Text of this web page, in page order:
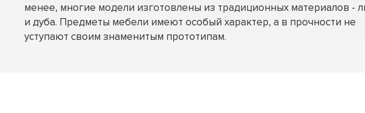
менее, многие модели изготовлены из традиционных материалов -
и дуба. Предметы мебели имеют особый характер, а в прочности не
уступают своим знаменитым прототипам.